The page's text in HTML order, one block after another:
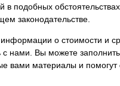
в подобных
законодательстве.
о стоимости и
с нами. Вы можете
вами материалы и